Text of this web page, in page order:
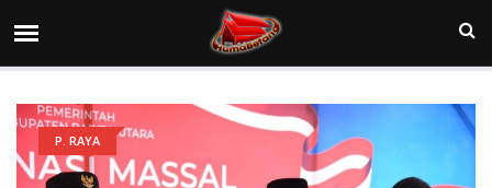
P. RAYA